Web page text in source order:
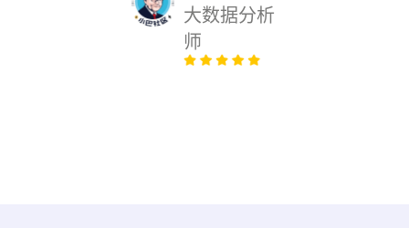
大数据分析
师